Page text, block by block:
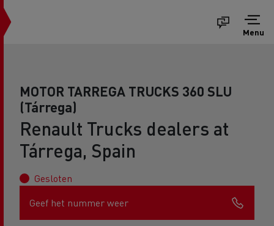
Menu
MOTOR TARREGA TRUCKS 360 SLU
(Tárrega)
Renault Trucks dealers at
Tárrega, Spain
Gesloten
Geef het nummer weer